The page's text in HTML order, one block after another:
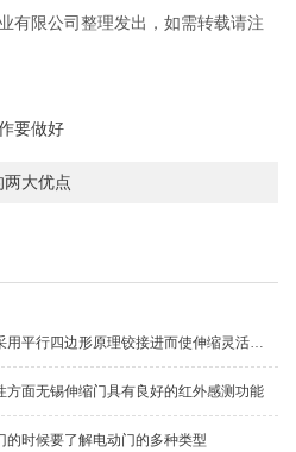
有限公司整理发出，如需转载请注
要做好
大优点
行四边形原理铰接进而使伸缩灵活行程扩大
方面无锡伸缩门具有良好的红外感测功能
的时候要了解电动门的多种类型